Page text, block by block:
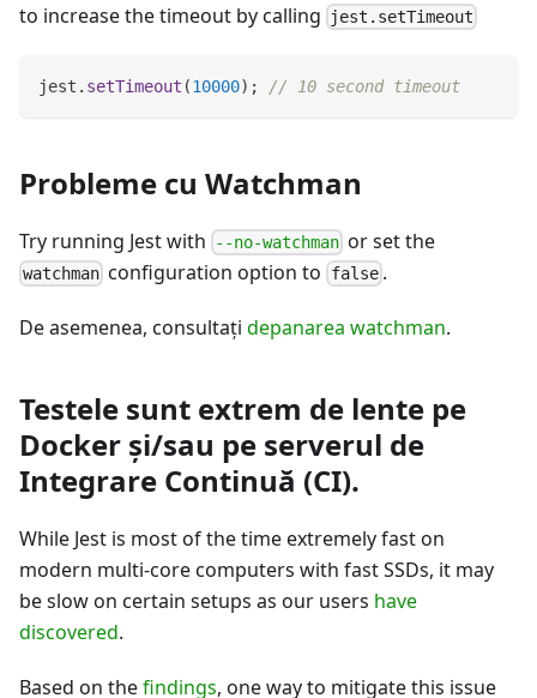
to increase the timeout by calling
jest.setTimeout
jest . setTimeout (10000) ; // 10 second timeout
Probleme cu Watchman
Try running Jest with --no-watchman or set the
watchman configuration option to false.
De asemenea, consultaţi depanarea watchman.
Testele sunt extrem de lente pe
Docker și/sau pe serverul de
Integrare Continuă (CI).
While Jest is most of the time extremely fast on
modern multi-core computers with fast SSDs, it may
be slow on certain setups as our users have
discovered.
Based on thefindings, one way to mitigate this issue